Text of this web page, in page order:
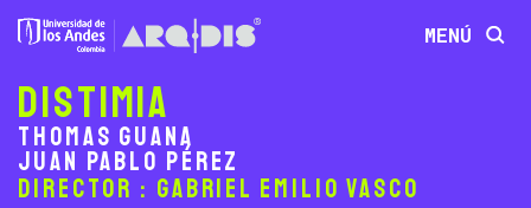
MENÚ
Distimia
Thomas Guana
Juan Pablo Pérez
Director : Gabriel Emilio Vasco